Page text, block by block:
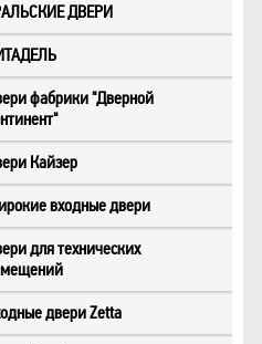
ДВЕРИ
фабрики "Дверной
Кайзер
входные двери
для технических
двери Zetta